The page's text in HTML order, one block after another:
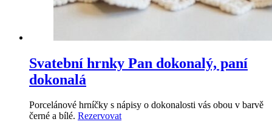
Svatební hrnky Pan dokonalý, paní
dokonalá
Porcelánové hrníčky s nápisy o dokonalosti vás obou v barvě
černé a bílé. Rezervovat